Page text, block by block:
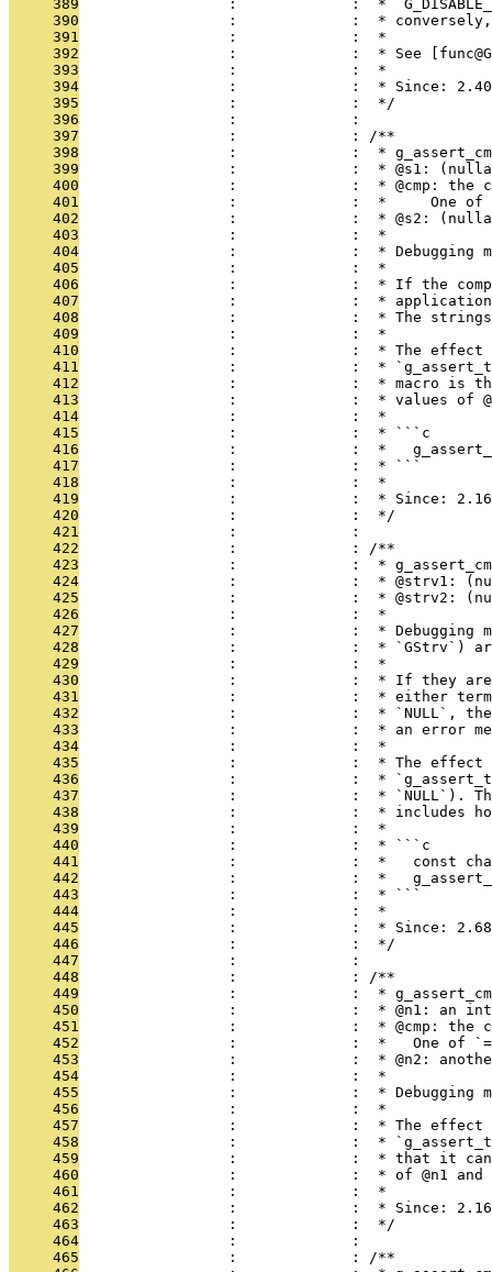
     389
:             :  *
     390
:             :  *
     391
                 :             :  *
     392
:             :  * See
     393
                 :             :  *
     394
                 :             :  * Since: 2.40
     395
                 :             :  */
     396
                 :             :
     397
                 :             : /**
     398
:             :  *
     399
:             :  * @s1:
     400
:             :  * @cmp: the
     401
:             :  *     One
     402
:             :  * @s2:
     403
                 :             :  *
     404
:             :  * Debugging
     405
                 :             :  *
     406
:             :  * If the
     407
:             :  *
     408
:             :  * The
     409
                 :             :  *
     410
:             :  * The
     411
:             :  *
     412
:             :  * macro is
     413
:             :  * values of
     414
                 :             :  *
     415
                 :             :  * ```c
     416
:             :  *
     417
                 :             :  * ```
     418
                 :             :  *
     419
                 :             :  * Since: 2.16
     420
                 :             :  */
     421
                 :             :
     422
                 :             : /**
     423
:             :  *
     424
:             :  * @strv1:
     425
:             :  * @strv2:
     426
                 :             :  *
     427
:             :  * Debugging
     428
:             :  * `GStrv`)
     429
                 :             :  *
     430
:             :  * If they
     431
:             :  * either
     432
:             :  * `NULL`,
     433
:             :  * an error
     434
                 :             :  *
     435
:             :  * The
     436
:             :  *
     437
:             :  * `NULL`).
     438
:             :  * includes
     439
                 :             :  *
     440
                 :             :  * ```c
     441
:             :  *   const
     442
:             :  *
     443
                 :             :  * ```
     444
                 :             :  *
     445
                 :             :  * Since: 2.68
     446
                 :             :  */
     447
                 :             :
     448
                 :             : /**
     449
:             :  *
     450
:             :  * @n1: an
     451
:             :  * @cmp: the
     452
:             :  *   One of
     453
:             :  * @n2:
     454
                 :             :  *
     455
:             :  * Debugging
     456
                 :             :  *
     457
:             :  * The
     458
:             :  *
     459
:             :  * that it
     460
:             :  * of @n1 and
     461
                 :             :  *
     462
                 :             :  * Since: 2.16
     463
                 :             :  */
     464
                 :             :
     465
                 :             : /**